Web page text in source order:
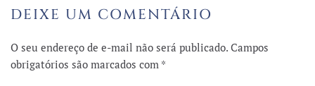
DEIXE UM COMENTÁRIO
O seu endereço de e-mail não será publicado. Campos
obrigatórios são marcados com *